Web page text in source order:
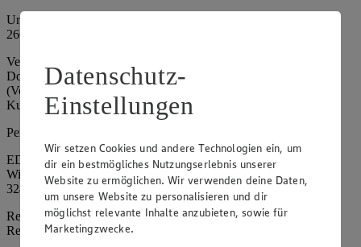
Umsatzsteuer-Identifikationsnummer gem. § 27a UStG: DE
266067317
Vertretungsberechtigte: Mark Rosenkranz (Sprecher), Eileen
Dominique Klingsiek (Vorstandsmitglied), Ulf-U. Plath
(Vorstandsmitglied), Stephan Wohler (Vorstandsmitglied), Marc
Kuhlmann (Aufsichtsratsvorsitzender)
Persönlich haftende Gesellschafterin:
EDEKA Minden-Hannover Holding GmbH
Wittelsbacherallee 61
32427 Minden
Registergericht: Amtsgericht Bad Oeynhausen
Registernummer: HRB 4086
Datenschutz-
Einstellungen
Wir setzen Cookies und andere Technologien ein, um
dir ein bestmögliches Nutzungserlebnis unserer
Website zu ermöglichen. Wir verwenden deine Daten,
um unsere Website zu personalisieren und dir
möglichst relevante Inhalte anzubieten, sowie für
Marketingzwecke.